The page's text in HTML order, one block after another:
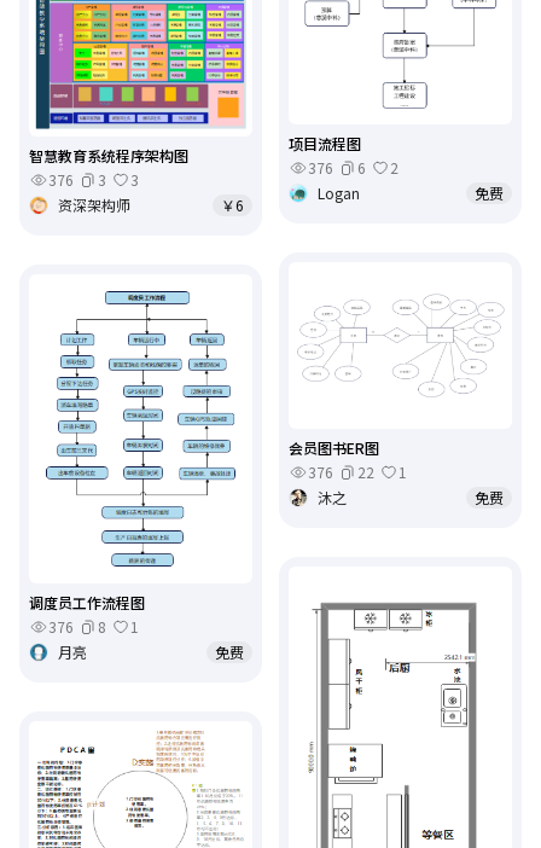
智慧教育系统程序架构图
376
3
3
资深架构师
￥6
项目流程图
376
6
2
Logan
免费
会员图书ER图
376
22
1
沐之
免费
调度员工作流程图
376
8
1
月亮
免费